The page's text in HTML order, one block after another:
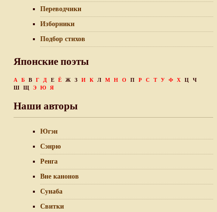
Переводчики
Изборники
Подбор стихов
Японские поэты
А Б В Г Д Е Ё Ж З И К Л М Н О П Р С Т У Ф Х Ц
Ч
Ш
Щ Э Ю Я
Наши авторы
Югэн
Сэнрю
Ренга
Вне канонов
Сунаба
Свитки